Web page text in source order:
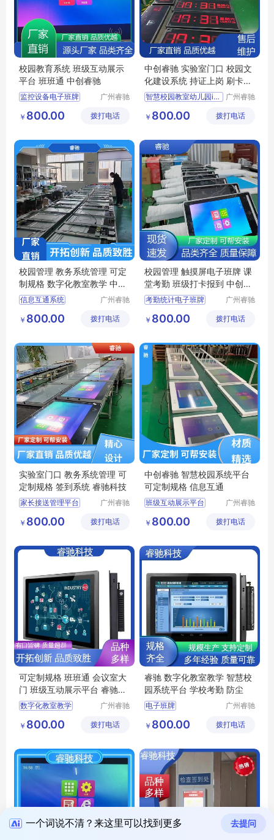
校园教育系统 班级互动展示
平台 班班通 中创睿驰
监控设备电子班牌
班级触控考勤一体机
智慧校园
广州睿驰
公司
￥ 800.00 拨打电话
中创睿驰 实验室门口 校园文
化建设系统 持证上岗 刷卡考
勤
智慧校园教室幼儿园ic刷卡器人脸识别机
班级触控考勤一体机
班级互动展示平台
广州睿驰
公司
￥ 800.00 拨打电话
校园管理 教务系统管理 可定
制规格 数字化教室教学 中创
睿驰
信息互通系统
校园信息发布系统
触摸屏电子班牌
广州睿驰
公司
￥ 800.00 拨打电话
校园管理 触摸屏电子班牌 课
堂考勤 班级打卡报到 中创睿
驰
考勤统计电子班牌
数字化教室教学
班级互动展示平台
广州睿驰
公司
￥ 800.00 拨打电话
实验室门口 教务系统管理 可
定制规格 签到系统 睿驰科技
家长接送管理平台
智能测温班级班牌
班级互动展示平台
广州睿驰
公司
￥ 800.00 拨打电话
中创睿驰 智慧校园系统平台
可定制规格 信息互通
班级互动展示平台
触屏电子班牌
多媒体终端交互一体机
广州睿驰
公司
￥ 800.00 拨打电话
可定制规格 班班通 会议室大
门 班级互动展示平台 睿驰科
技
数字化教室教学
人脸识别考勤打卡一体化管理系统触摸一体机
教务系统管理
广州睿驰
公司
￥ 800.00 拨打电话
睿驰 数字化教室教学 智慧校
园系统平台 学校考勤 防尘
电子班牌
触摸屏电子班牌
教务系统管理
广州睿驰
公司
￥ 800.00 拨打电话
一个词说不清？来这里可以找到更多 去提问